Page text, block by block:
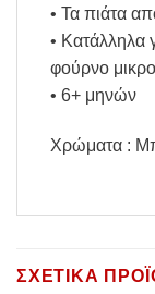
• Τα πιάτα
• Κατάλληλα
φούρνο
• 6+ μηνών
Χρώματα :
ΣΧΕΤΙΚΆ